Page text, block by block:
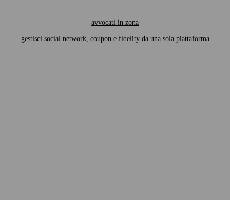
avvocati in zona
gestisci social network, coupon e fidelity da una sola piattaforma